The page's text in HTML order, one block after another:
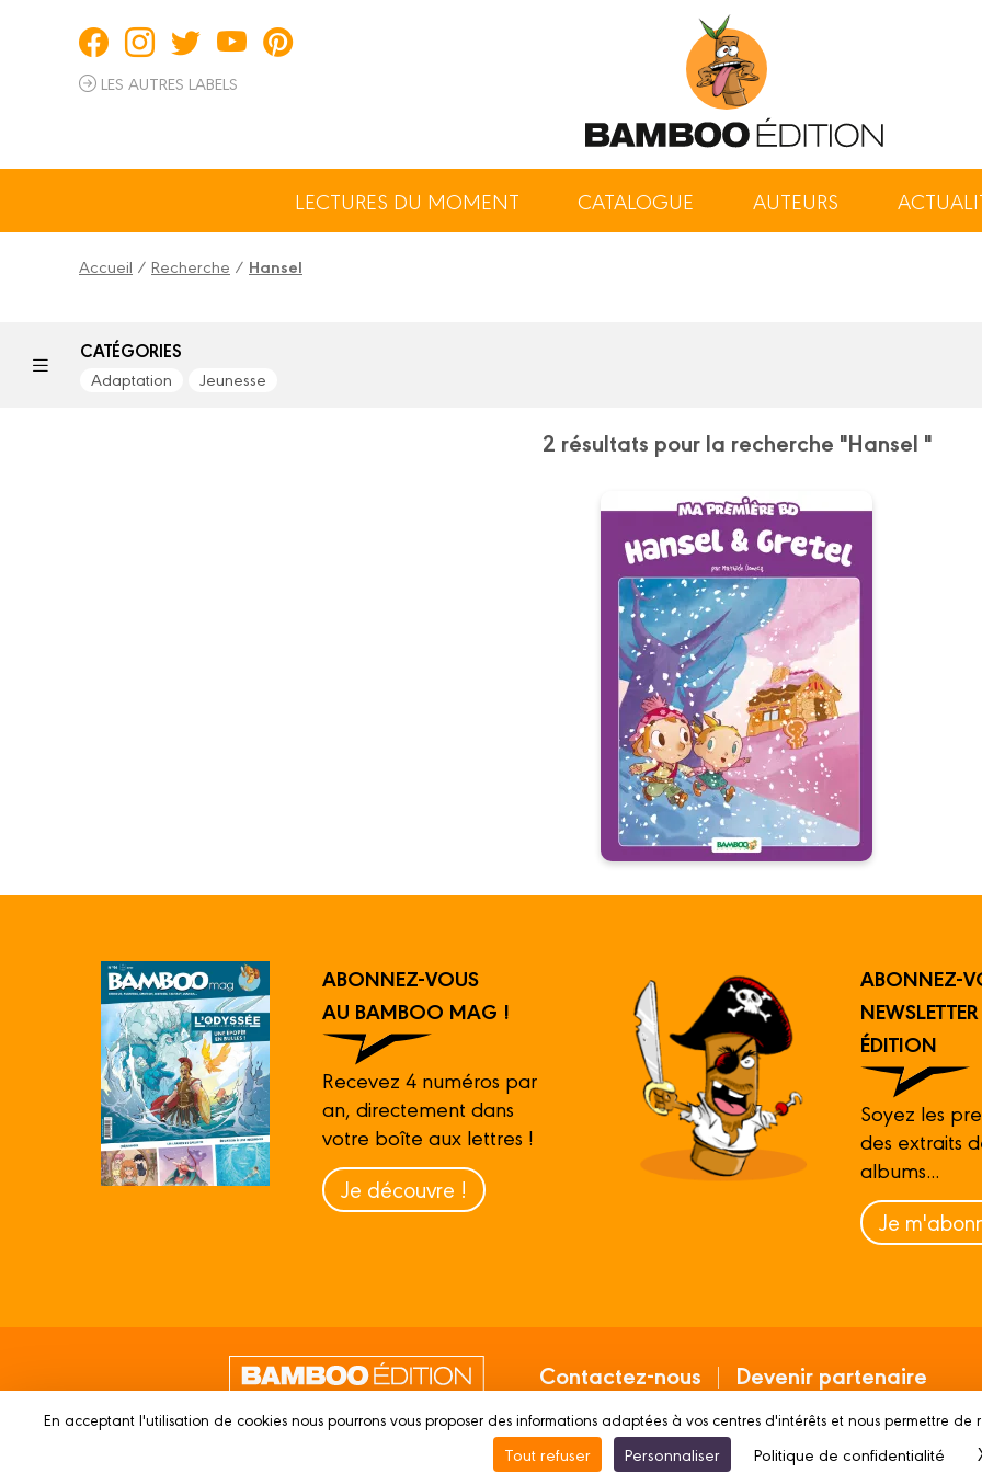
LES AUTRES LABELS
LECTURES DU MOMENT CATALOGUE AUTEURS
Accueil / Recherche / Hansel
CATÉGORIES
Adaptation Jeunesse
2 résultats pour la recherche "Hansel "
Hansel et Gretel
Date de parution :
04/05/2016
Autres tomes
ABONNEZ-VOUS
AU BAMBOO MAG !
Recevez 4 numéros par
an, directement dans
votre boîte aux lettres !
Je découvre !
ABONNEZ-
ÉDITION
Soyez les
des extraits
albums...
Je
Contactez-nous Devenir partenaire
Mentions légales Conditions d’utilisation Vie
En acceptant l'utilisation de cookies nous pourrons vous proposer des informations adaptées à vos centres d'intérêts et nous permettre
Tout refuser
Personnaliser Politique de confidentialité